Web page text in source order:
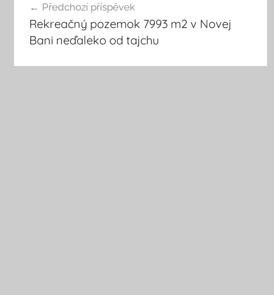
Navigace
pro
Předchozí příspěvek
Rekreačný pozemok 7993 m2 v Novej
Bani neďaleko od tajchu